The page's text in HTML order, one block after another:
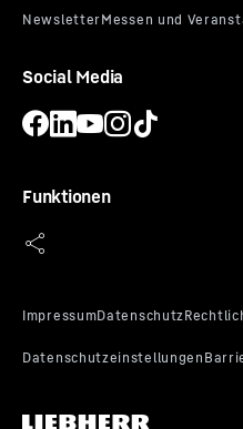
Social Media
Funktionen